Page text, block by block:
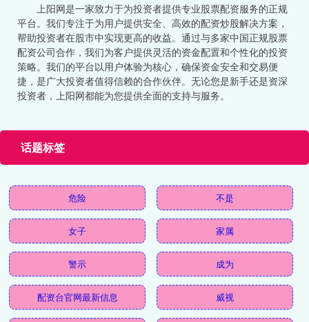
上阳网是一家致力于为投资者提供专业股票配资服务的正规
平台。我们专注于为用户提供安全、高效的配资炒股解决方案，
帮助投资者在股市中实现更高的收益。通过与多家中国正规股票
配资公司合作，我们为客户提供灵活的资金配置和个性化的投资
策略。我们的平台以用户体验为核心，确保资金安全和交易便
捷，是广大投资者值得信赖的合作伙伴。无论您是新手还是资深
投资者，上阳网都能为您提供全面的支持与服务。
话题标签
危险 不是
女子 家属
警示 成为
配资台官网最新信息 威视